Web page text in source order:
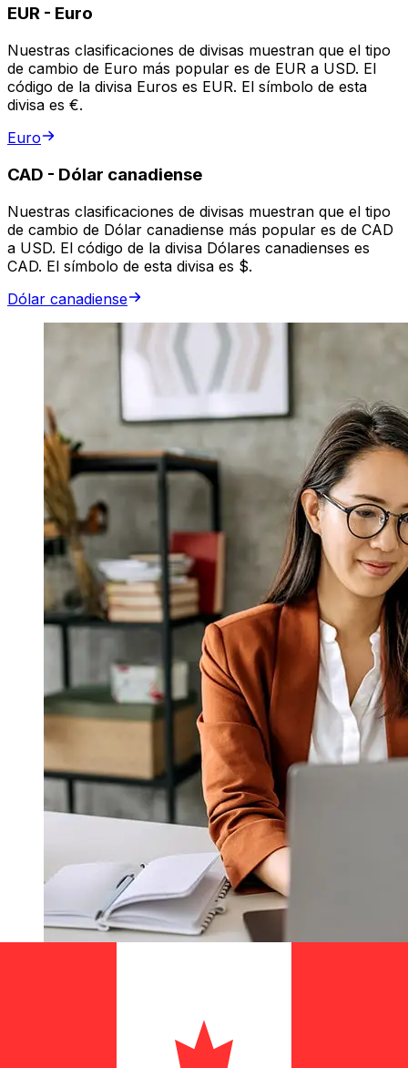
EUR - Euro
Nuestras clasificaciones de divisas muestran que el tipo
de cambio de Euro más popular es de EUR a USD. El
código de la divisa Euros es EUR. El símbolo de esta
divisa es €.
Euro
CAD - Dólar canadiense
Nuestras clasificaciones de divisas muestran que el tipo
de cambio de Dólar canadiense más popular es de CAD
a USD. El código de la divisa Dólares canadienses es
CAD. El símbolo de esta divisa es $.
Dólar canadiense
para CAD transferencia?
Los tiempos de entrega para transferencias